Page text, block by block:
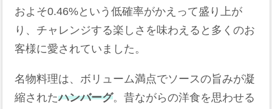
およそ0.46%という低確率がかえって盛り上が
り、チャレンジする楽しさを味わえると多くのお
客様に愛されていました。
名物料理は、ボリューム満点でソースの旨みが凝
縮されたハンバーグ。昔ながらの洋食を思わせる